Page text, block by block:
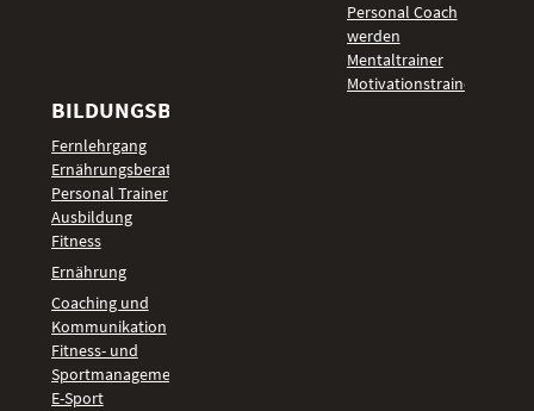
Personal Coach
werden
Mentaltrainer
Motivationstrainer
BILDUNGSBEREICHE
Fernlehrgang
Ernährungsberater
Personal Trainer
Ausbildung
Fitness
Ernährung
Coaching und
Kommunikation
Fitness- und
Sportmanagement
E-Sport